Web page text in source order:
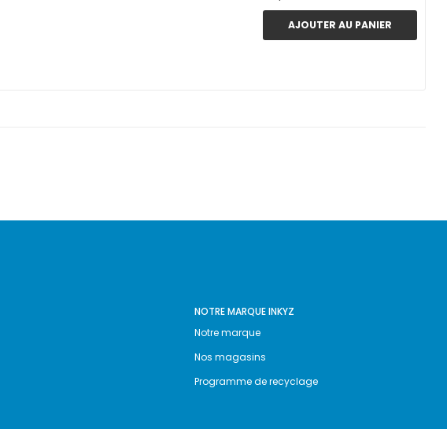
AJOUTER AU PANIER
NOTRE MARQUE INKYZ
Notre marque
Nos magasins
Programme de recyclage